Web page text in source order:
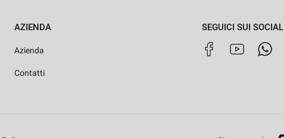
AZIENDA
Azienda
Contatti
SEGUICI SUI SOCIAL